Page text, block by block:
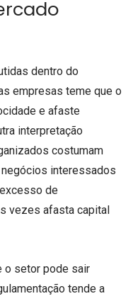
dentro do
empresas teme que o
e afaste
interpretação
costumam
interessados
de
vezes afasta capital
o setor pode sair
tende a